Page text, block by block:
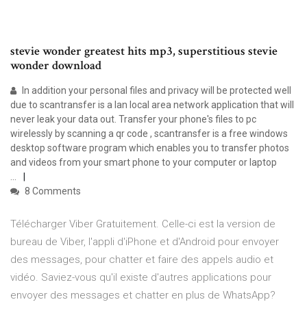
stevie wonder greatest hits mp3, superstitious stevie
wonder download
In addition your personal files and privacy will be protected well
due to scantransfer is a lan local area network application that will
never leak your data out. Transfer your phone's files to pc
wirelessly by scanning a qr code , scantransfer is a free windows
desktop software program which enables you to transfer photos
and videos from your smart phone to your computer or laptop
...
8 Comments
Télécharger Viber Gratuitement. Celle-ci est la version de
bureau de Viber, l'appli d'iPhone et d'Android pour envoyer
des messages, pour chatter et faire des appels audio et
vidéo. Saviez-vous qu'il existe d'autres applications pour
envoyer des messages et chatter en plus de WhatsApp?